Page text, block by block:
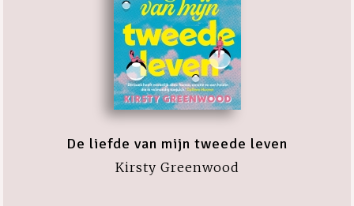
De liefde van mijn tweede leven
Kirsty Greenwood